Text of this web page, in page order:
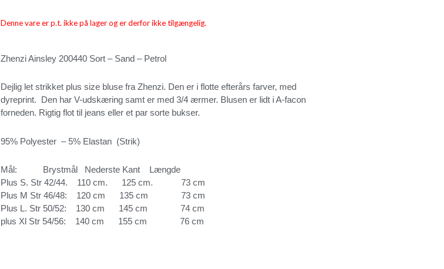
Denne vare er p.t. ikke på lager og er derfor ikke tilgængelig.
Zhenzi Ainsley 200440 Sort – Sand – Petrol
Dejlig let strikket plus size bluse fra Zhenzi. Den er i flotte efterårs farver, med
dyreprint. Den har V-udskæring samt er med 3/4 ærmer. Blusen er lidt i A-facon
forneden. Rigtig flot til jeans eller et par sorte bukser.
95% Polyester – 5% Elastan (Strik)
Mål: Brystmål Nederste Kant Længde
Plus S. Str 42/44. 110 cm. 125 cm. 73 cm
Plus M Str 46/48: 120 cm 135 cm 73 cm
Plus L. Str 50/52: 130 cm 145 cm 74 cm
plus Xl Str 54/56: 140 cm 155 cm 76 cm